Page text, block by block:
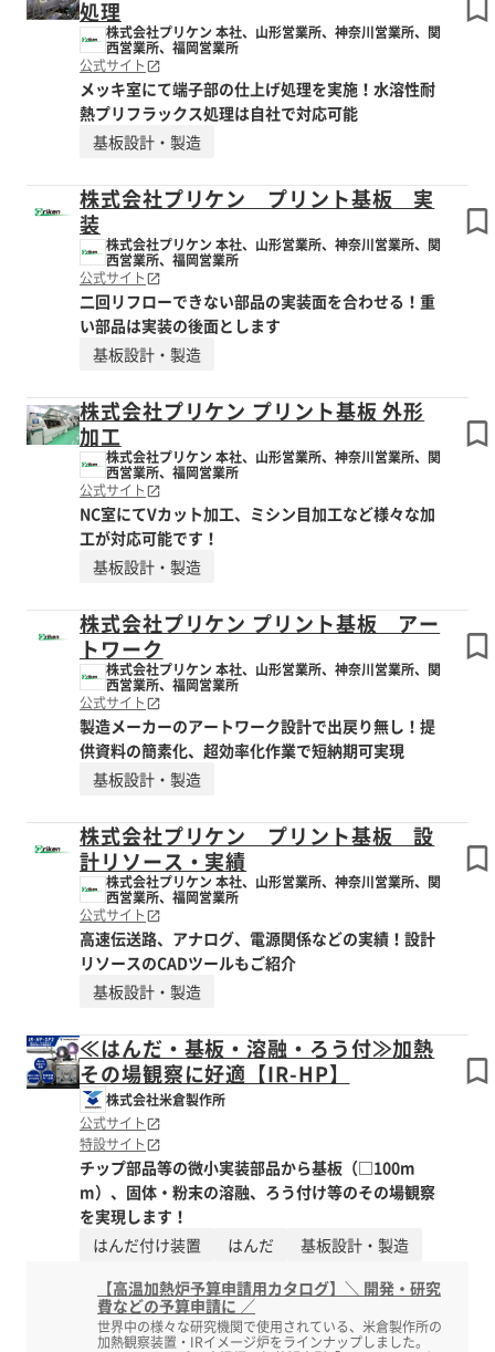
処理
株式会社プリケン 本社、山形営業所、神奈川営業所、関
西営業所、福岡営業所
公式サイト
メッキ室にて端子部の仕上げ処理を実施！水溶性耐
熱プリフラックス処理は自社で対応可能
基板設計・製造
株式会社プリケン プリント基板 実
装
株式会社プリケン 本社、山形営業所、神奈川営業所、関
西営業所、福岡営業所
公式サイト
二回リフローできない部品の実装面を合わせる！重
い部品は実装の後面とします
基板設計・製造
株式会社プリケン プリント基板 外形
加工
株式会社プリケン 本社、山形営業所、神奈川営業所、関
西営業所、福岡営業所
公式サイト
NC室にてVカット加工、ミシン目加工など様々な加
工が対応可能です！
基板設計・製造
株式会社プリケン プリント基板 アー
トワーク
株式会社プリケン 本社、山形営業所、神奈川営業所、関
西営業所、福岡営業所
公式サイト
製造メーカーのアートワーク設計で出戻り無し！提
供資料の簡素化、超効率化作業で短納期可実現
基板設計・製造
株式会社プリケン プリント基板 設
計リソース・実績
株式会社プリケン 本社、山形営業所、神奈川営業所、関
西営業所、福岡営業所
公式サイト
高速伝送路、アナログ、電源関係などの実績！設計
リソースのCADツールもご紹介
基板設計・製造
≪はんだ・基板・溶融・ろう付≫加熱
その場観察に好適【IR-HP】
株式会社米倉製作所
公式サイト
特設サイト
チップ部品等の微小実装部品から基板（□100m
m）、固体・粉末の溶融、ろう付け等のその場観察
を実現します！
はんだ付け装置
はんだ
基板設計・製造
【高温加熱炉予算申請用カタログ】＼ 開発・研究
費などの予算申請に ／
世界中の様々な研究機関で使用されている、米倉製作所の
加熱観察装置・IRイメージ炉をラインナップしました。